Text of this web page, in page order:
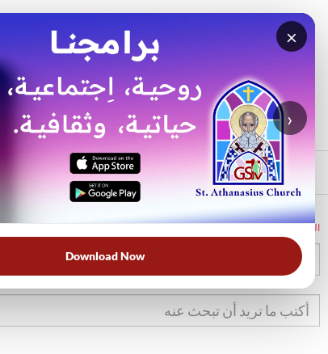
×
›
Download Now
الرئيسية